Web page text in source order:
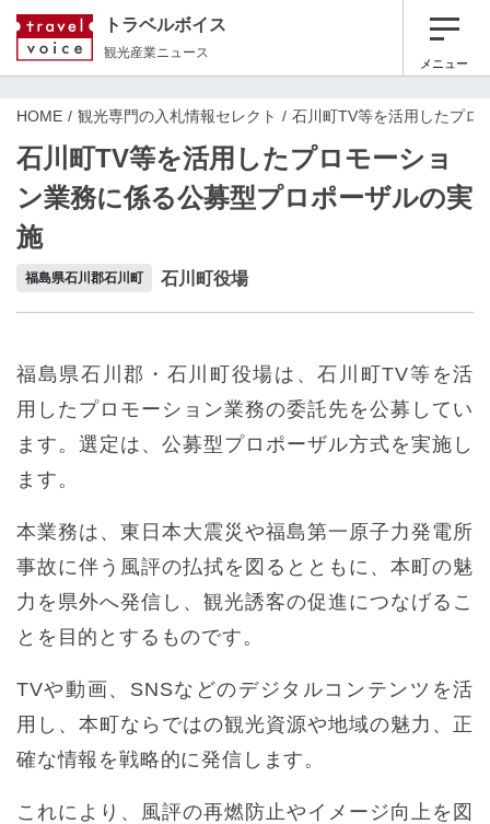
トラベルボイス
観光産業ニュース
メニュー
HOME 観光専門の入札情報セレクト 石川町TV等を活用したプロ
石川町TV等を活用したプロモーショ
ン業務に係る公募型プロポーザルの実
施
福島県石川郡石川町 石川町役場
福島県石川郡・石川町役場は、石川町TV等を活
用したプロモーション業務の委託先を公募してい
ます。選定は、公募型プロポーザル方式を実施し
ます。
本業務は、東日本大震災や福島第一原子力発電所
事故に伴う風評の払拭を図るとともに、本町の魅
力を県外へ発信し、観光誘客の促進につなげるこ
とを目的とするものです。
TVや動画、SNSなどのデジタルコンテンツを活
用し、本町ならではの観光資源や地域の魅力、正
確な情報を戦略的に発信します。
これにより、風評の再燃防止やイメージ向上を図